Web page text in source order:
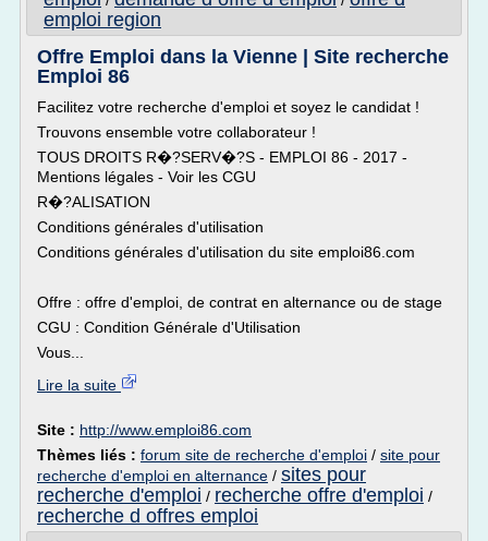
emploi region
Offre Emploi dans la Vienne | Site recherche
Emploi 86
Facilitez votre recherche d'emploi et soyez le candidat !
Trouvons ensemble votre collaborateur !
TOUS DROITS R�?SERV�?S - EMPLOI 86 - 2017 -
Mentions légales - Voir les CGU
R�?ALISATION
Conditions générales d'utilisation
Conditions générales d'utilisation du site emploi86.com
Offre : offre d'emploi, de contrat en alternance ou de stage
CGU : Condition Générale d'Utilisation
Vous...
Lire la suite
Site : http://www.emploi86.com
Thèmes liés : forum site de recherche d'emploi / site pour
recherche d'emploi en alternance / sites pour
recherche d'emploi / recherche offre d'emploi /
recherche d offres emploi